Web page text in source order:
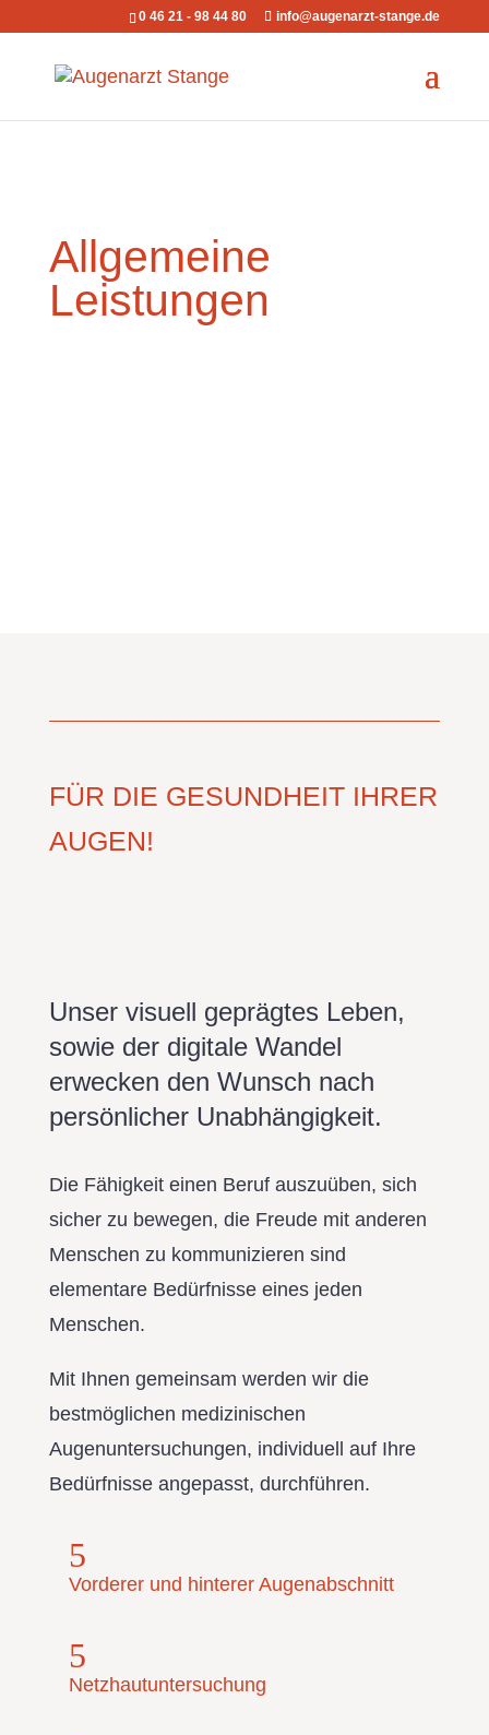
0 46 21 - 98 44 80 info@augenarzt-stange.de
Allgemeine
Leistungen
FÜR DIE GESUNDHEIT IHRER
AUGEN!
Unser visuell geprägtes Leben,
sowie der digitale Wandel
erwecken den Wunsch nach
persönlicher Unabhängigkeit.
Die Fähigkeit einen Beruf auszuüben, sich
sicher zu bewegen, die Freude mit anderen
Menschen zu kommunizieren sind
elementare Bedürfnisse eines jeden
Menschen.
Mit Ihnen gemeinsam werden wir die
bestmöglichen medizinischen
Augenuntersuchungen, individuell auf Ihre
Bedürfnisse angepasst, durchführen.
5
Vorderer und hinterer Augenabschnitt
5
Netzhautuntersuchung